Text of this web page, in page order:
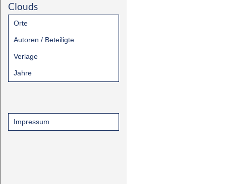
Clouds
Orte
Autoren / Beteiligte
Verlage
Jahre
Impressum